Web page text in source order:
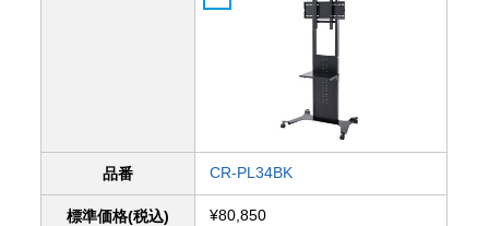
品番 CR-PL34BK
標準価格(税込) ¥80,850